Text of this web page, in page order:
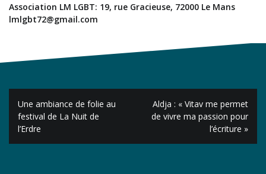
Association LM LGBT: 19, rue Gracieuse, 72000 Le Mans
lmlgbt72@gmail.com
Navigation
de
l’article
Une ambiance de folie au
festival de La Nuit de
l’Erdre
Aldja : « Vitav me permet
de vivre ma passion pour
l’écriture »